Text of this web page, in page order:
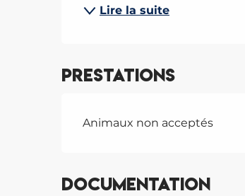
Lire la suite
Prestations
Animaux non acceptés
Documentation